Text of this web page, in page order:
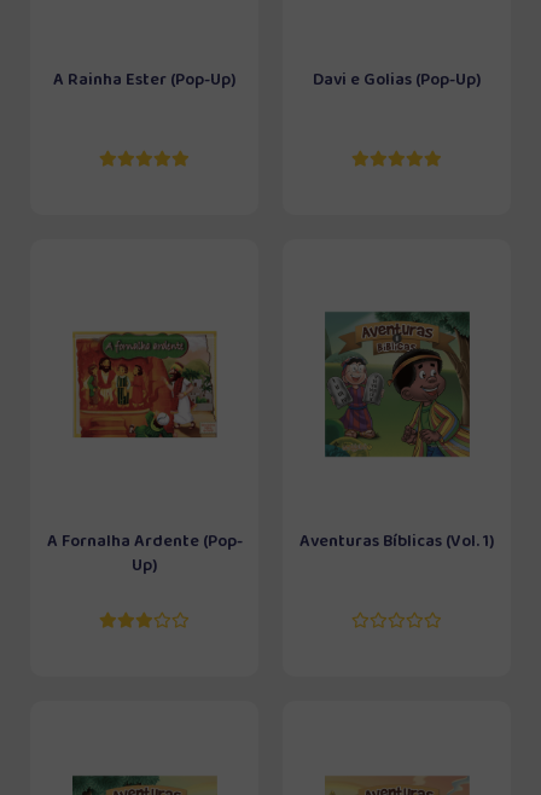
A Rainha Ester (Pop-Up) Davi e Golias (Pop-Up)
A Fornalha Ardente (Pop-
Up)
Aventuras Bíblicas (Vol. 1)